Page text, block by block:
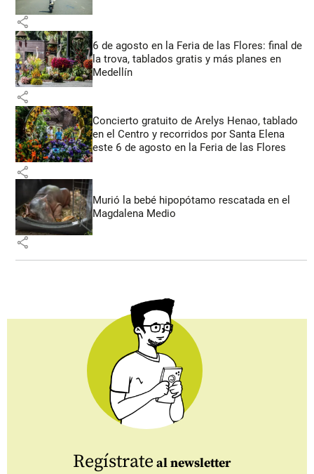
share
6 de agosto en la Feria de las Flores: final de
la trova, tablados gratis y más planes en
Medellín
share
Concierto gratuito de Arelys Henao, tablado
en el Centro y recorridos por Santa Elena
este 6 de agosto en la Feria de las Flores
share
Murió la bebé hipopótamo rescatada en el
Magdalena Medio
share
Regístrate al newsletter